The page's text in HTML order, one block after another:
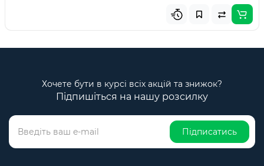
Хочете бути в курсі всіх акцій та знижок?
Підпишіться на нашу розсилку
Підписатись